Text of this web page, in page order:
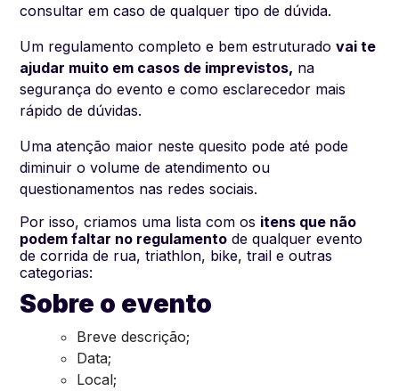
consultar em caso de qualquer tipo de dúvida.
Um regulamento completo e bem estruturado vai te
ajudar muito em casos de imprevistos, na
segurança do evento e como esclarecedor mais
rápido de dúvidas.
Uma atenção maior neste quesito pode até pode
diminuir o volume de atendimento ou
questionamentos nas redes sociais.
Por isso, criamos uma lista com os itens que não
podem faltar no regulamento de qualquer evento
de corrida de rua, triathlon, bike, trail e outras
categorias:
Sobre o evento
Breve descrição;
Data;
Local;